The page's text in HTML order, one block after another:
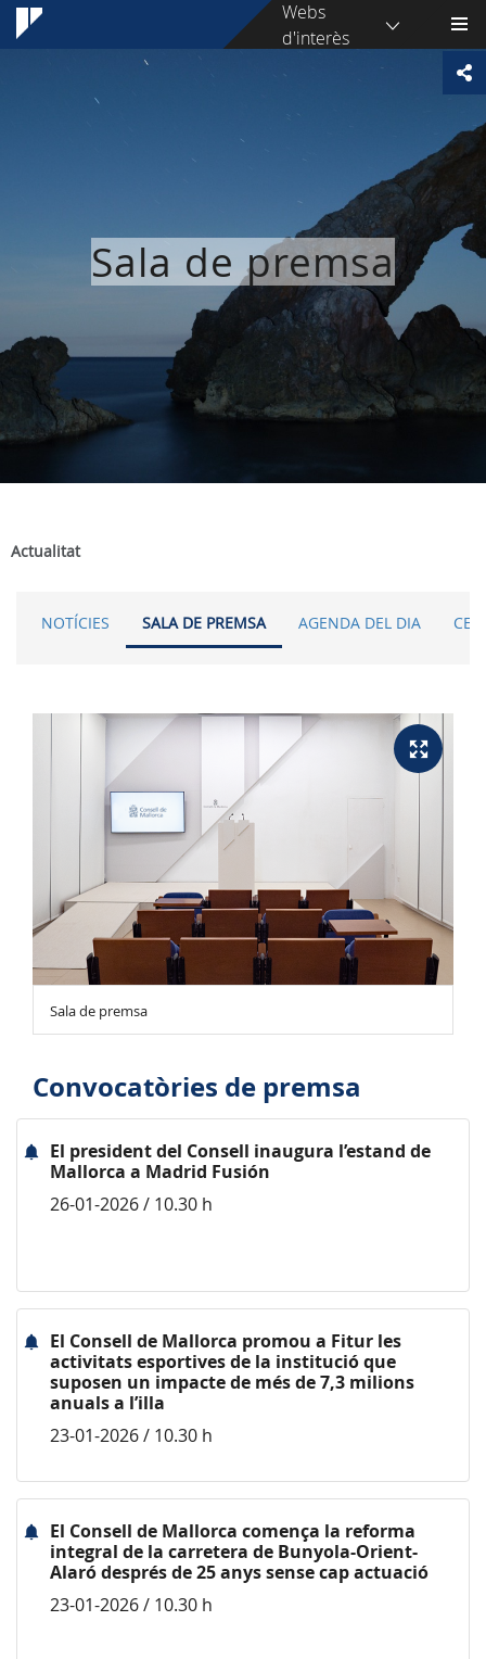
Webs
d'interès
Sala de premsa
Actualitat
NOTÍCIES SALA DE PREMSA AGENDA DEL DIA
Sala de premsa
Convocatòries de premsa
El president del Consell inaugura l’estand de
Mallorca a Madrid Fusión
26-01-2026 / 10.30 h
El Consell de Mallorca promou a Fitur les
activitats esportives de la institució que
suposen un impacte de més de 7,3 milions
anuals a l’illa
23-01-2026 / 10.30 h
El Consell de Mallorca comença la reforma
integral de la carretera de Bunyola-Orient-
Alaró després de 25 anys sense cap actuació
23-01-2026 / 10.30 h